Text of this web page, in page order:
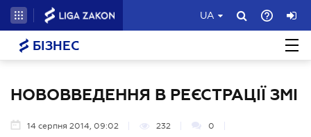
UA
БІЗНЕС
НОВОВВЕДЕННЯ В РЕЄСТРАЦІЇ ЗМІ
14 серпня 2014, 09:02 232 0